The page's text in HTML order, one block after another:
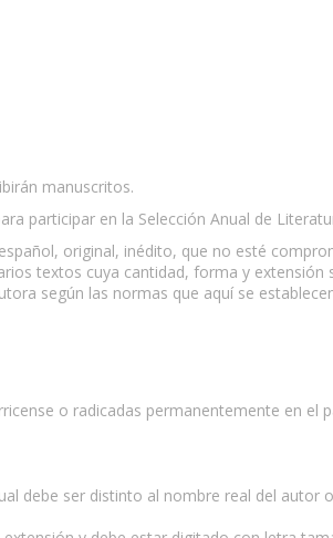
manuscritos.
participar en la Selección Anual de
original, inédito, que no esté
textos cuya cantidad, forma y
según las normas que aquí se
o radicadas permanentemente en el
debe ser distinto al nombre real del